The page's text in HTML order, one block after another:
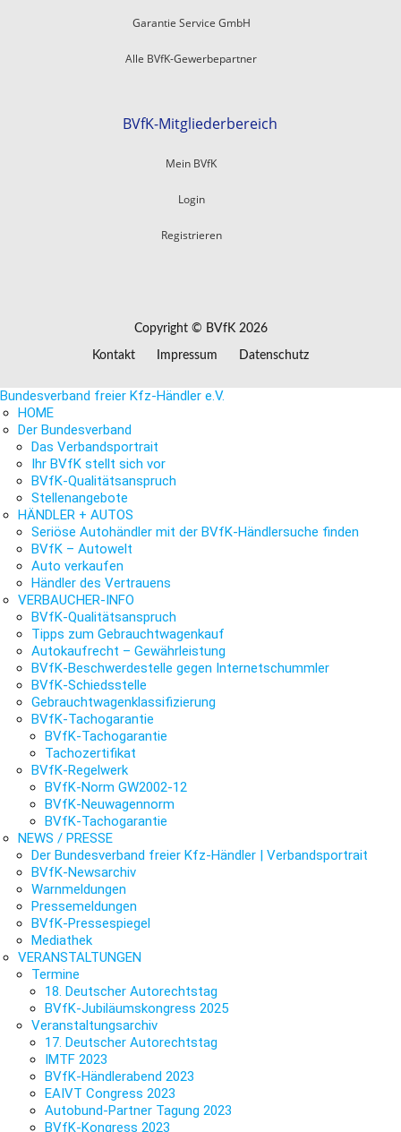
Garantie Service GmbH
Alle BVfK-Gewerbepartner
BVfK-Mitgliederbereich
Mein BVfK
Login
Registrieren
Copyright © BVfK 2026
Kontakt Impressum Datenschutz
Bundesverband freier Kfz-Händler e.V.
HOME
Der Bundesverband
Das Verbandsportrait
Ihr BVfK stellt sich vor
BVfK-Qualitätsanspruch
Stellenangebote
HÄNDLER + AUTOS
Seriöse Autohändler mit der BVfK-Händlersuche finden
BVfK – Autowelt
Auto verkaufen
Händler des Vertrauens
VERBAUCHER-INFO
BVfK-Qualitätsanspruch
Tipps zum Gebrauchtwagenkauf
Autokaufrecht – Gewährleistung
BVfK-Beschwerdestelle gegen Internetschummler
BVfK-Schiedsstelle
Gebrauchtwagenklassifizierung
BVfK-Tachogarantie
BVfK-Tachogarantie
Tachozertifikat
BVfK-Regelwerk
BVfK-Norm GW2002-12
BVfK-Neuwagennorm
BVfK-Tachogarantie
NEWS / PRESSE
Der Bundesverband freier Kfz-Händler | Verbandsportrait
BVfK-Newsarchiv
Warnmeldungen
Pressemeldungen
BVfK-Pressespiegel
Mediathek
VERANSTALTUNGEN
Termine
18. Deutscher Autorechtstag
BVfK-Jubiläumskongress 2025
Veranstaltungsarchiv
17. Deutscher Autorechtstag
IMTF 2023
BVfK-Händlerabend 2023
EAIVT Congress 2023
Autobund-Partner Tagung 2023
BVfK-Kongress 2023